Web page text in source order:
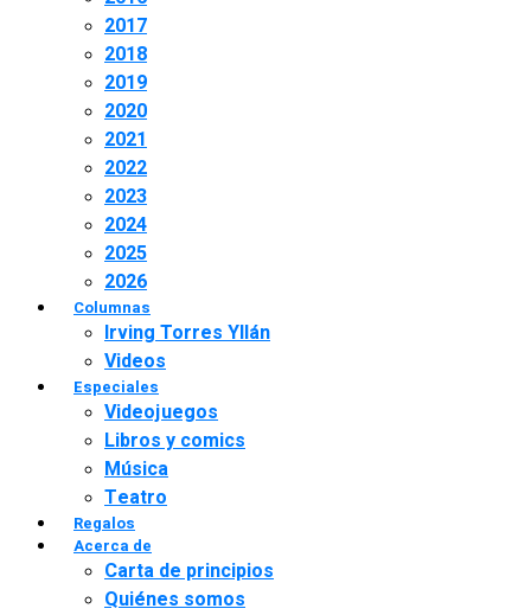
2017
2018
2019
2020
2021
2022
2023
2024
2025
2026
Columnas
Irving Torres Yllán
Videos
Especiales
Videojuegos
Libros y comics
Música
Teatro
Regalos
Acerca de
Carta de principios
Quiénes somos